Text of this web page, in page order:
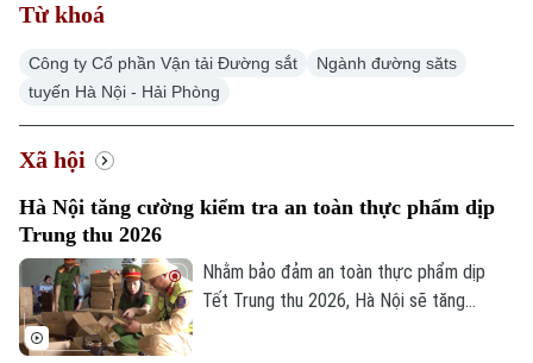
Từ khoá
Công ty Cổ phần Vận tải Đường sắt
Ngành đường săts
tuyến Hà Nội - Hải Phòng
Xã hội
Hà Nội tăng cường kiểm tra an toàn thực phẩm dịp
Trung thu 2026
Nhằm bảo đảm an toàn thực phẩm dịp
Tết Trung thu 2026, Hà Nội sẽ tăng